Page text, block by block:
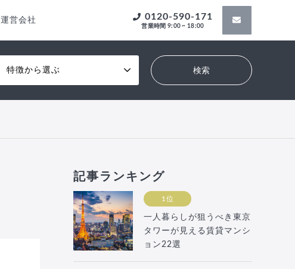
運営会社 0120-590-171
営業時間 9:00 ~ 18:00
特徴から選ぶ
記事ランキング
1位
一人暮らしが狙うべき東京
タワーが見える賃貸マンシ
ョン22選